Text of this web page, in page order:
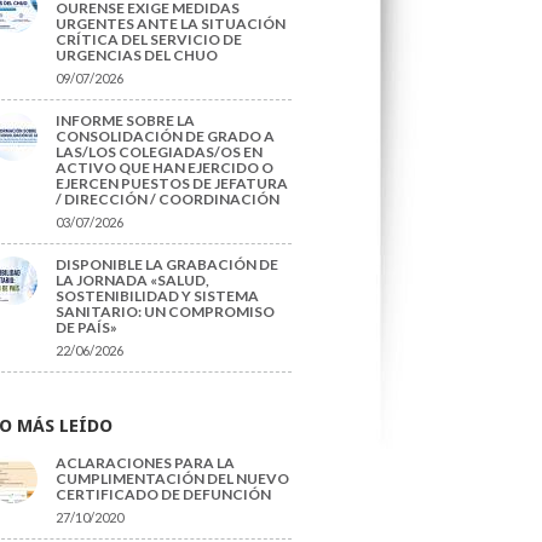
OURENSE EXIGE MEDIDAS
URGENTES ANTE LA SITUACIÓN
CRÍTICA DEL SERVICIO DE
URGENCIAS DEL CHUO
09/07/2026
INFORME SOBRE LA
CONSOLIDACIÓN DE GRADO A
LAS/LOS COLEGIADAS/OS EN
ACTIVO QUE HAN EJERCIDO O
EJERCEN PUESTOS DE JEFATURA
/ DIRECCIÓN / COORDINACIÓN
03/07/2026
DISPONIBLE LA GRABACIÓN DE
LA JORNADA «SALUD,
SOSTENIBILIDAD Y SISTEMA
SANITARIO: UN COMPROMISO
DE PAÍS»
22/06/2026
MÁS LEÍDO
ACLARACIONES PARA LA
CUMPLIMENTACIÓN DEL NUEVO
CERTIFICADO DE DEFUNCIÓN
27/10/2020